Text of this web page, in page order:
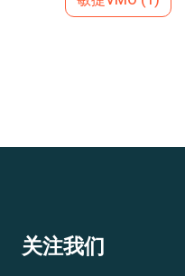
关注我们